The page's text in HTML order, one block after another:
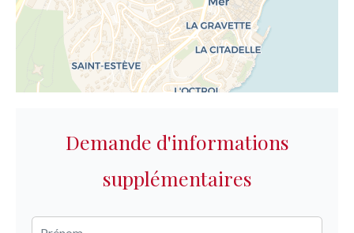
Demande d'informations
supplémentaires